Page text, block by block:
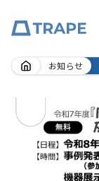
Skip
content
お知らせ